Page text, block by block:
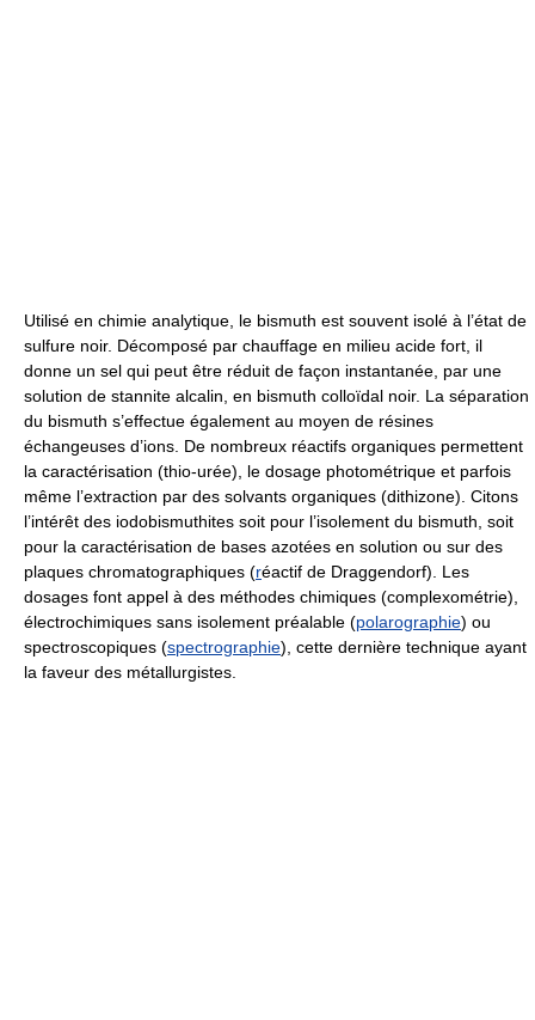
Utilisé en chimie analytique, le bismuth est souvent isolé à l’état de
sulfure noir. Décomposé par chauffage en milieu acide fort, il
donne un sel qui peut être réduit de façon instantanée, par une
solution de stannite alcalin, en bismuth colloïdal noir. La séparation
du bismuth s’effectue également au moyen de résines
échangeuses d’ions. De nombreux réactifs organiques permettent
la caractérisation (thio-urée), le dosage photométrique et parfois
même l’extraction par des solvants organiques (dithizone). Citons
l’intérêt des iodobismuthites soit pour l’isolement du bismuth, soit
pour la caractérisation de bases azotées en solution ou sur des
plaques chromatographiques (réactif de Draggendorf). Les
dosages font appel à des méthodes chimiques (complexométrie),
électrochimiques sans isolement préalable (polarographie) ou
spectroscopiques (spectrographie), cette dernière technique ayant
la faveur des métallurgistes.